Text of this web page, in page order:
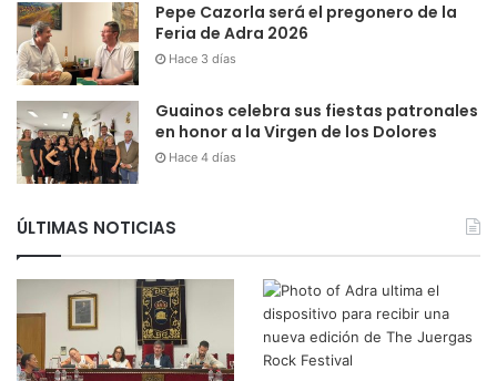
Pepe Cazorla será el pregonero de la
Feria de Adra 2026
Hace 3 días
Guainos celebra sus fiestas patronales
en honor a la Virgen de los Dolores
Hace 4 días
ÚLTIMAS NOTICIAS